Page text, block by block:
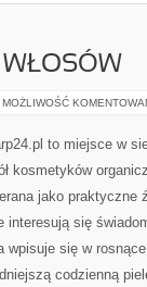
WŁOSÓW
MOŻLIWOŚĆ
to miejsce w
kosmetyków
jako praktyczne
interesują się
wpisuje się w
codzienną